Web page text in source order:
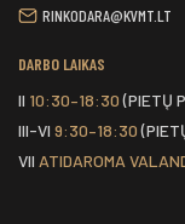
RINKODARA@KVMT.LT
DARBO LAIKAS
II 10:30–18:30(PIETŲ
III-VI 9:30–18:30
VII ATIDAROMA